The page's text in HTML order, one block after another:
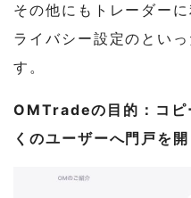
その他にもトレーダー
ライバシー設定のとい
す。
OMTradeの目的：コピ
くのユーザーへ門戸を開